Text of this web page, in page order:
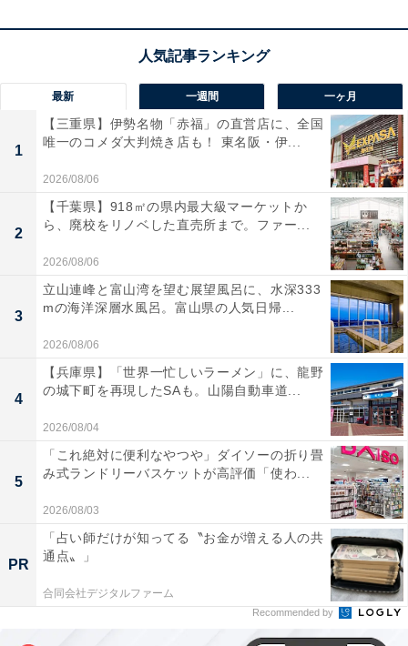
【ひらがなクイズ】共通する2文字を埋めてみよう！ キ
ッチンで見かけるものや街の名前もヒント
【ひらがなクイズ】解けると爽快！ 空欄に共通する「2
最新 一週間 一ヶ月
1
【三重県】伊勢名物「赤福」の直営店に、全国
唯一のコメダ大判焼き店も！ 東名阪・伊...
2026/08/06
2
【千葉県】918㎡の県内最大級マーケットか
ら、廃校をリノベした直売所まで。ファー...
2026/08/06
3
立山連峰と富山湾を望む展望風呂に、水深333
mの海洋深層水風呂。富山県の人気日帰...
2026/08/06
4
【兵庫県】「世界一忙しいラーメン」に、龍野
の城下町を再現したSAも。山陽自動車道...
2026/08/04
5
「これ絶対に便利なやつや」ダイソーの折り畳
み式ランドリーバスケットが高評価「使わ...
2026/08/03
PR
「占い師だけが知ってる〝お金が増える人の共
通点〟」
合同会社デジタルファーム
Recommended by